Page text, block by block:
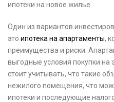
ипотеки на новое жилье.
Один из вариантов
это ипотека на апартаменты,
преимущества и риски.
выгодные условия покупки на
стоит учитывать, что такие
нежилого помещения, что
ипотеки и последующие